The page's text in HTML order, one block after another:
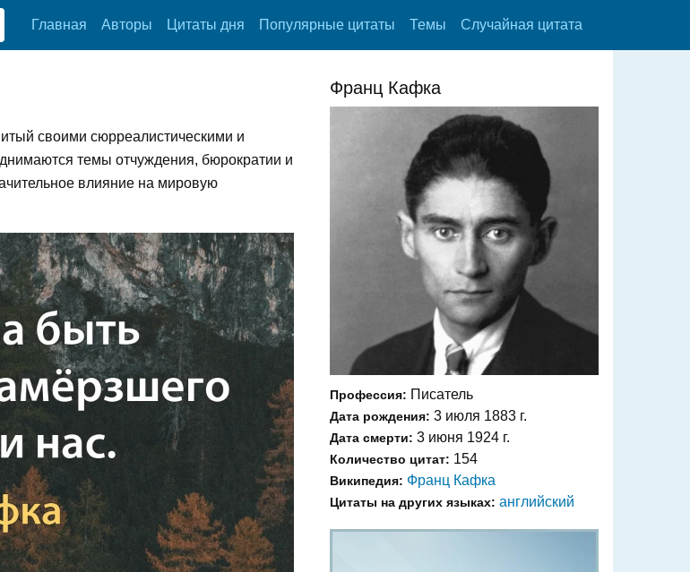
Главная Авторы Цитаты дня Популярные цитаты Темы Случайная цитата
своими сюрреалистическими и
темы отчуждения, бюрократии и
влияние на мировую
Франц Кафка
Профессия: Писатель
Дата рождения: 3 июля 1883 г.
Дата смерти: 3 июня 1924 г.
Количество цитат: 154
Википедия: Франц Кафка
Цитаты на других языках: английский